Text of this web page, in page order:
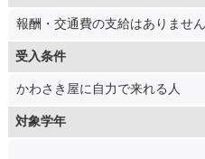
報酬・交通費の支給はありません
受入条件
かわさき屋に自力で来れる人
対象学年